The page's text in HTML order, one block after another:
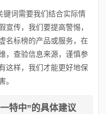
键词需要我们结合实际情
宣传，我们要提高警惕，
名标榜的产品或服务，在
，查验信息来源，谨慎参
这样，我们才能更好地保
。
特中”的具体建议